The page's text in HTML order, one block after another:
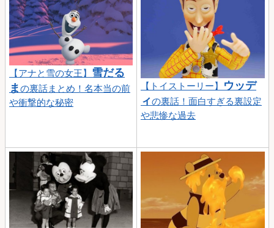
【アナと雪の女王】 雪だる
まの裏話まとめ！名本当の前
や衝撃的な秘密
【トイストーリー】
ウッデ
ィの裏話！面白すぎる裏設定
や悲惨な過去